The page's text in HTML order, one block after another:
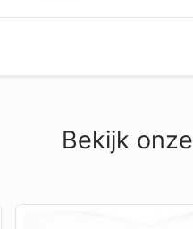
Bekijk onze